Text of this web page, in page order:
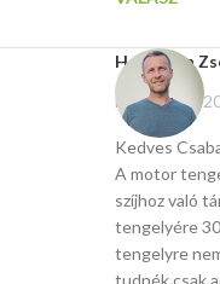
Hoffmann
március 30,
Kedves
A motor
szíjhoz való
tengelyére
tengelyre
tudnék csak